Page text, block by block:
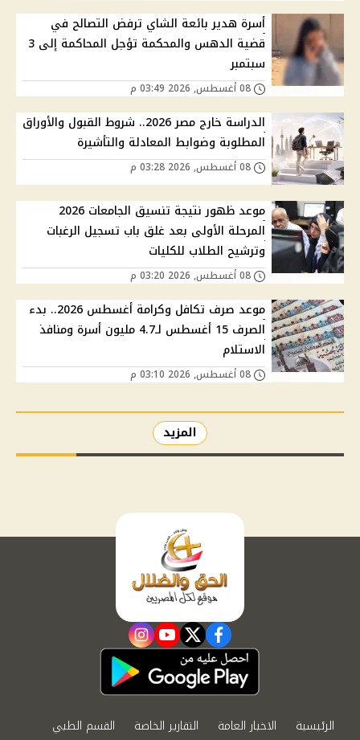
أسرة هدير بائعة الشاي ترفض التصالح في
قضية الدهس والمحكمة تؤجل المحاكمة إلى 3
سبتمبر
الدراسة خارج مصر 2026.. شروط القبول والأوراق
المطلوبة وضوابط المعادلة والتأشيرة
موعد ظهور نتيجة تنسيق الجامعات 2026
المرحلة الأولى بعد غلق باب تسجيل الرغبات
وترشيح الطلاب للكليات
موعد صرف تكافل وكرامة أغسطس 2026.. بدء
الصرف 15 أغسطس لـ4.7 مليون أسرة ومنافذ
الاستلام
المزيد
facebook
twitter
youtube
instagram
الرئيسية الاخبار العامة التقارير الخاصة القسم الطبي